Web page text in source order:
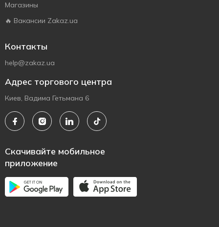
Магазины
🔥 Вакансии Zakaz.ua
Контакты
help@zakaz.ua
Адрес торгового центра
Киев, Вадима Гетьмана 6
Скачивайте мобильное
приложение